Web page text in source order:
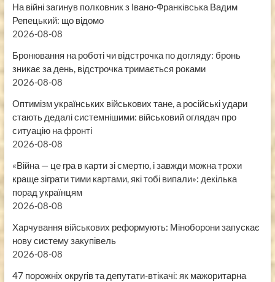
На війні загинув полковник з Івано-Франківська Вадим
Репецький: що відомо
2026-08-08
Бронювання на роботі чи відстрочка по догляду: бронь
зникає за день, відстрочка тримається роками
2026-08-08
Оптимізм українських військових тане, а російські удари
стають дедалі системнішими: військовий оглядач про
ситуацію на фронті
2026-08-08
«Війна — це гра в карти зі смертю, і завжди можна трохи
краще зіграти тими картами, які тобі випали»: декілька
порад українцям
2026-08-08
Харчування військових реформують: Міноборони запускає
нову систему закупівель
2026-08-08
47 порожніх округів та депутати-втікачі: як мажоритарна